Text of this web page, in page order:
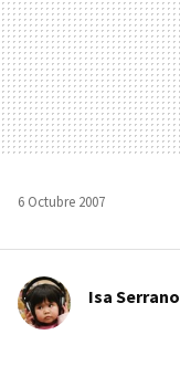
6 Octubre 2007
Isa Serrano